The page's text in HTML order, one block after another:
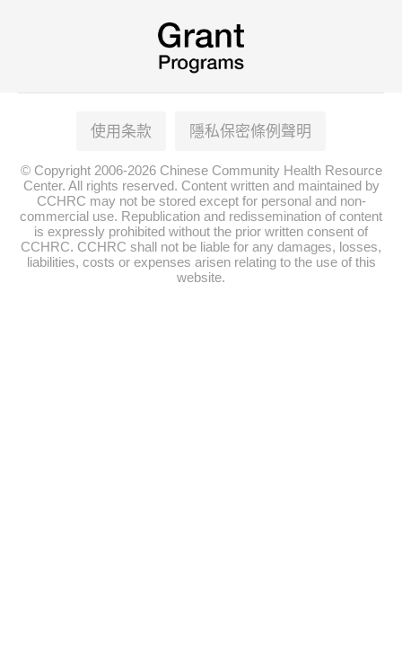
使用条款 隱私保密條例聲明
© Copyright 2006-2026 Chinese Community Health Resource
Center. All rights reserved. Content written and maintained by
CCHRC may not be stored except for personal and non-
commercial use. Republication and redissemination of content
is expressly prohibited without the prior written consent of
CCHRC. CCHRC shall not be liable for any damages, losses,
liabilities, costs or expenses arisen relating to the use of this
website.